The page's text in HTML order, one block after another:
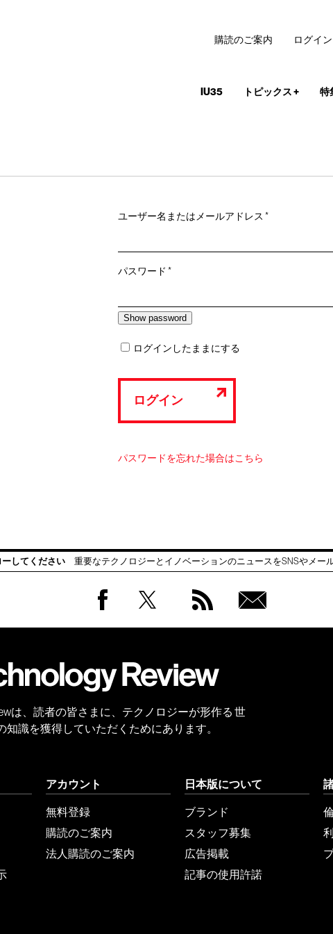
IU35 トピックス+ 特
購読のご案内 ログイン
ユーザー名またはメールアドレス*必
パスワード*必
ログインしたままにする
ログイン
パスワードを忘れた場合はこちら
ーしてください 重要なテクノロジーとイノベーションのニュースをSNSやメー
会員
は、読者の皆さまに、テクノロジーが形作る 世
知識を獲得していただくためにあります。
アカウント
無料登録
購読のご案内
法人購読のご案内
日本版について
ブランド
スタッフ募集
広告掲載
記事の使用許諾